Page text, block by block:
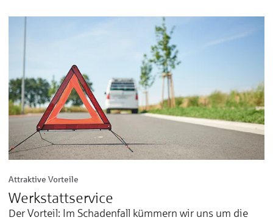
Attraktive Vorteile
Werkstattservice
Der Vorteil: Im Schadenfall kümmern wir uns um die